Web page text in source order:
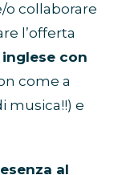
o collaborare
l’offerta
con
come a
musica!!) e
al